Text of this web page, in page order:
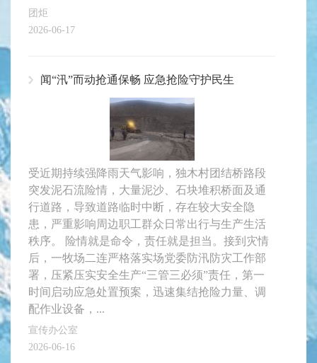
团炬
2026-06-17
闻“汛”而动抢通保畅 应急抢险守护民生
受近期持续强降雨天气影响，独木村团结桥路段
突发泥石流险情，大量泥沙、石块堆积桥面及通
行道路，导致道路临时中断，存在较大安全隐
患，严重影响周边职工群众日常出行与生产生活
秩序。 险情就是命令，责任就是担当。接到灾情
后，一牧场二连严格落实场党委防汛防灾工作部
署，压紧压实安全生产“三管三必须”责任，第一
时间启动应急处置预案，迅速集结抢险力量、调
配作业设备，...
宣传办公室
2026-06-16